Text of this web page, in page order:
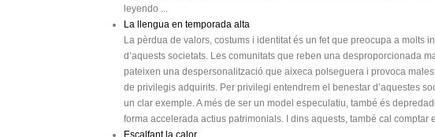
leyendo ...
La llengua en temporada alta
La pèrdua de valors, costums i identitat és un fet que preocupa a molts
d’aquests societats. Les comunitats que reben una desproporcionada
pateixen una despersonalització que aixeca polseguera i provoca
de privilegis adquirits. Per privilegi entendrem el benestar d’aquestes
un clar exemple. A més de ser un model especulatiu, també és
forma accelerada actius patrimonials. I dins aquests, també cal